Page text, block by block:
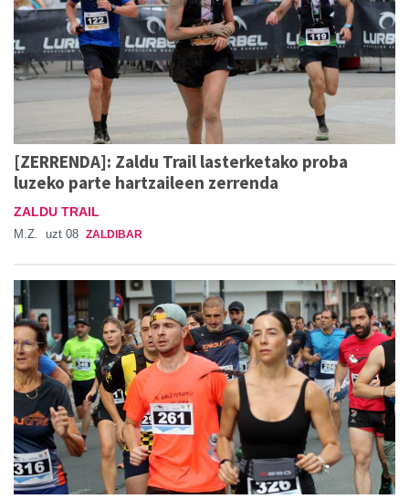
[ZERRENDA]: Zaldu Trail lasterketako proba
luzeko parte hartzaileen zerrenda
ZALDU TRAIL
M.Z. uzt 08 ZALDIBAR